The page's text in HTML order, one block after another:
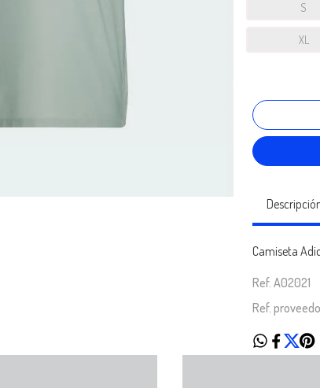
S
XL
Camiseta
Ref. A02021
Ref.